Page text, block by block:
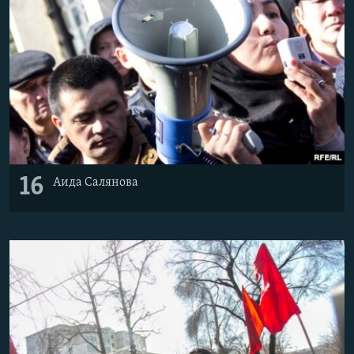
16 Аида Салянова